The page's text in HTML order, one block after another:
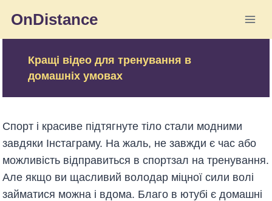
content
OnDistance
Кращі відео для тренування в
домашніх умовах
Спорт і красиве підтягнуте тіло стали модними
завдяки Інстаграму. На жаль, не завжди є час або
можливість відправиться в спортзал на тренування.
Але якщо ви щасливий володар міцної сили волі
займатися можна і вдома. Благо в ютубі є домашні